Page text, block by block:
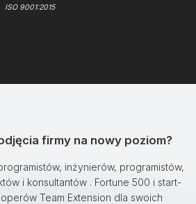
ISO 9001:2015
firmy na nowy poziom?
inżynierów, programistów,
i konsultantów . Fortune 500 i start-
Team Extension dla swoich